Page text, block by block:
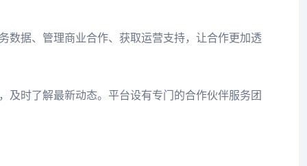
数据、管理商业合作、获取运营支持，让合作更加透
及时了解最新动态。平台设有专门的合作伙伴服务团